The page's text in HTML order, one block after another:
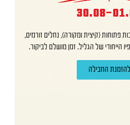
30.08-
פתוחות (קיצית ומקורה), נחלים זורמים,
הייחודי של הגליל. זמן מושלם לביקור.
להזמנת החבילה